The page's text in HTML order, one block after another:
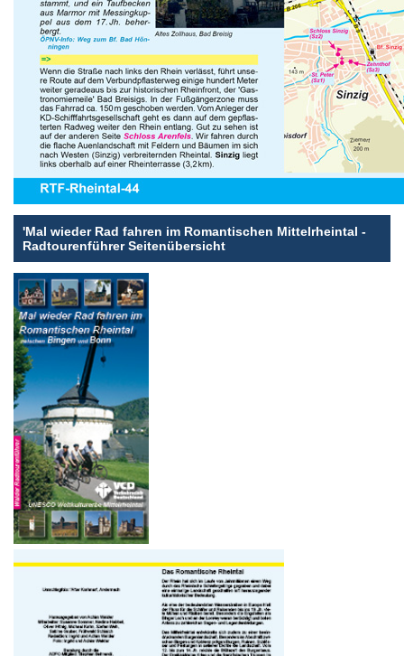
'Mal wieder Rad fahren im Romantischen Mittelrheintal -
Radtourenführer Seitenübersicht